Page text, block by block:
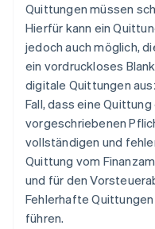
Quittungen müssen
Hierfür kann ein
jedoch auch möglich,
ein vordruckloses
digitale Quittungen
Fall, dass eine
vorgeschriebenen
vollständigen und
Quittung vom
und für den
Fehlerhafte
führen.